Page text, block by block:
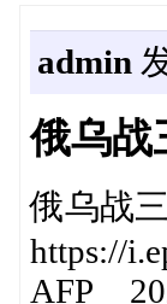
admin
俄乌战
俄乌战
https://